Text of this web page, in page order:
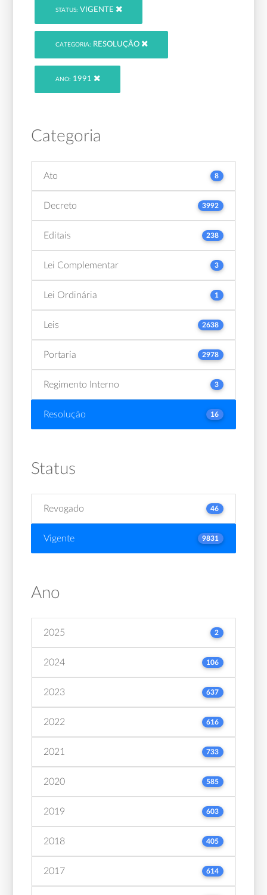
STATUS: VIGENTE
CATEGORIA: RESOLUÇÃO
ANO: 1991
Categoria
Ato 8
Decreto 3992
Editais 238
Lei Complementar 3
Lei Ordinária 1
Leis 2638
Portaria 2978
Regimento Interno 3
Resolução 16
Status
Revogado 46
Vigente 9831
Ano
2025 2
2024 106
2023 637
2022 616
2021 733
2020 585
2019 603
2018 405
2017 614